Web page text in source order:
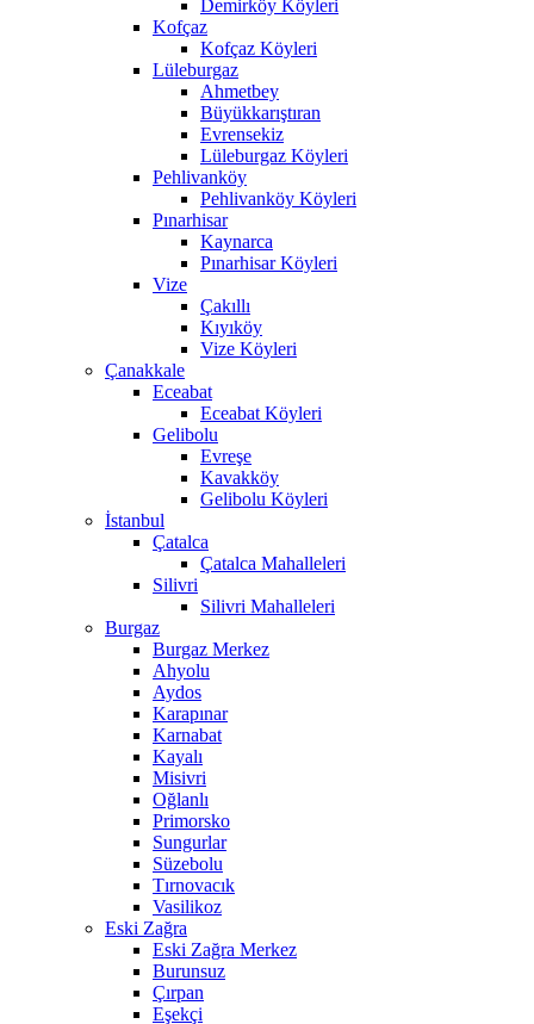
Demirköy Köyleri
Kofçaz
Kofçaz Köyleri
Lüleburgaz
Ahmetbey
Büyükkarıştıran
Evrensekiz
Lüleburgaz Köyleri
Pehlivanköy
Pehlivanköy Köyleri
Pınarhisar
Kaynarca
Pınarhisar Köyleri
Vize
Çakıllı
Kıyıköy
Vize Köyleri
Çanakkale
Eceabat
Eceabat Köyleri
Gelibolu
Evreşe
Kavakköy
Gelibolu Köyleri
İstanbul
Çatalca
Çatalca Mahalleleri
Silivri
Silivri Mahalleleri
Burgaz
Burgaz Merkez
Ahyolu
Aydos
Karapınar
Karnabat
Kayalı
Misivri
Oğlanlı
Primorsko
Sungurlar
Süzebolu
Tırnovacık
Vasilikoz
Eski Zağra
Eski Zağra Merkez
Burunsuz
Çırpan
Eşekçi